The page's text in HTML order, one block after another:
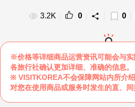
3.2K 0 0
※价格等详细商品运营资讯可能会与
各旅行社确认更加详细、准确的信息。
※ VISITKOREA不会保障网站内所介
对您在使用商品或服务时发生的直、间